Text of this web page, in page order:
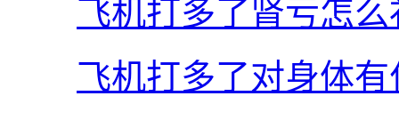
飞机打多了肾亏怎
飞机打多了对身体